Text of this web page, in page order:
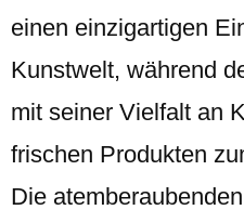
einen einzigartigen
Kunstwelt, während
mit seiner Vielfalt an
frischen Produkten
Die